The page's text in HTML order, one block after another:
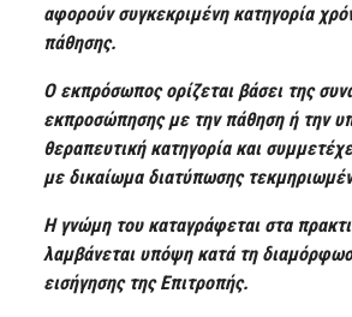
αφορούν συγκεκριμένη κατηγορία
πάθησης.
Ο εκπρόσωπος ορίζεται βάσει της
εκπροσώπησης με την πάθηση ή την
θεραπευτική κατηγορία και
με δικαίωμα διατύπωσης
Η γνώμη του καταγράφεται στα
λαμβάνεται υπόψη κατά τη
εισήγησης της Επιτροπής.